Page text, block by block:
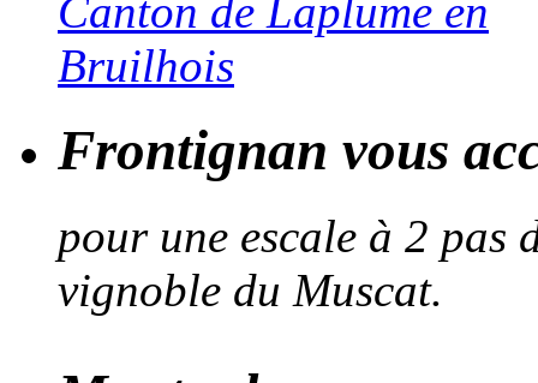
Frontignan vous
pour une escale à 2 pas
vignoble du Muscat.